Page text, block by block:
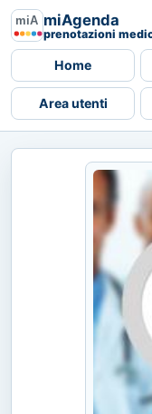
miAgenda
prenotazioni
Home
Area utenti